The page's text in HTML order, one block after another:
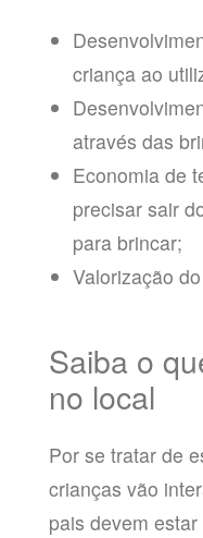
criança ao
através das
Economia de
precisar sair
para brincar;
Valorização
Saiba o
no local
Por se tratar de
crianças vão
pais devem